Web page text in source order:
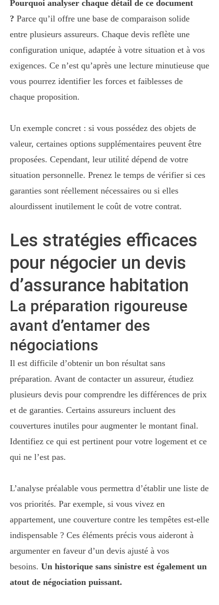
Pourquoi analyser chaque détail de ce document
? Parce qu’il offre une base de comparaison solide
entre plusieurs assureurs. Chaque devis reflète une
configuration unique, adaptée à votre situation et à vos
exigences. Ce n’est qu’après une lecture minutieuse que
vous pourrez identifier les forces et faiblesses de
chaque proposition.
Un exemple concret : si vous possédez des objets de
valeur, certaines options supplémentaires peuvent être
proposées. Cependant, leur utilité dépend de votre
situation personnelle. Prenez le temps de vérifier si ces
garanties sont réellement nécessaires ou si elles
alourdissent inutilement le coût de votre contrat.
Les stratégies efficaces
pour négocier un devis
d’assurance habitation
La préparation rigoureuse
avant d’entamer des
négociations
Il est difficile d’obtenir un bon résultat sans
préparation. Avant de contacter un assureur, étudiez
plusieurs devis pour comprendre les différences de prix
et de garanties. Certains assureurs incluent des
couvertures inutiles pour augmenter le montant final.
Identifiez ce qui est pertinent pour votre logement et ce
qui ne l’est pas.
L’analyse préalable vous permettra d’établir une liste de
vos priorités. Par exemple, si vous vivez en
appartement, une couverture contre les tempêtes est-elle
indispensable ? Ces éléments précis vous aideront à
argumenter en faveur d’un devis ajusté à vos
besoins. Un historique sans sinistre est également un
atout de négociation puissant.